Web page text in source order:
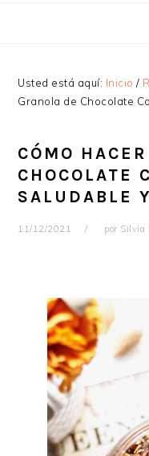
Usted está aquí: Inicio /
Granola de Chocolate
CÓMO
CHOCOLATE
SALUDABLE
11/12/2021 por Silvia